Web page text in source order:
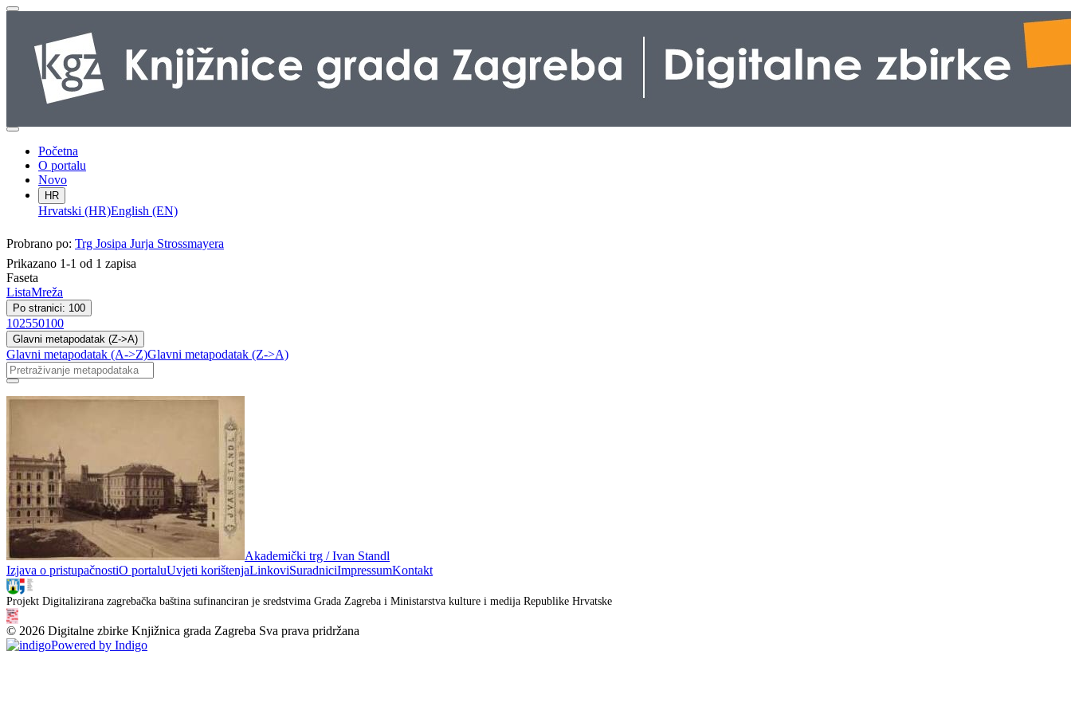
Početna
O portalu
Novo
HR
Hrvatski (HR)English (EN)
Probrano po: Trg Josipa Jurja Strossmayera
Prikazano 1-1 od 1 zapisa
Faseta
ListaMreža
Po stranici: 100
102550100
Glavni metapodatak (Z->A)
Glavni metapodatak (A->Z)Glavni metapodatak (Z->A)
Akademički trg / Ivan Standl
Izjava o pristupačnostiO portaluUvjeti korištenjaLinkoviSuradniciImpressumKontakt
Projekt Digitalizirana zagrebačka baština sufinanciran je sredstvima Grada Zagreba i Ministarstva kulture i medija Republike Hrvatske
© 2026 Digitalne zbirke Knjižnica grada Zagreba Sva prava pridržana
Powered by Indigo